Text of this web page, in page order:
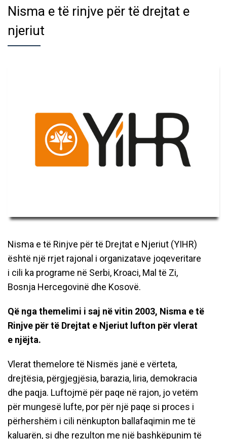
Nisma e të rinjve për të drejtat e
njeriut
Nisma e të Rinjve për të Drejtat e Njeriut (YIHR)
është një rrjet rajonal i organizatave joqeveritare
i cili ka programe në Serbi, Kroaci, Mal të Zi,
Bosnja Hercegovinë dhe Kosovë.
Që nga themelimi i saj në vitin 2003, Nisma e të
Rinjve për të Drejtat e Njeriut lufton për vlerat
e njëjta.
Vlerat themelore të Nismës janë e vërteta,
drejtësia, përgjegjësia, barazia, liria, demokracia
dhe paqja. Luftojmë për paqe në rajon, jo vetëm
për mungesë lufte, por për një paqe si proces i
përhershëm i cili nënkupton ballafaqimin me të
kaluarën, si dhe rezulton me një bashkëpunim të